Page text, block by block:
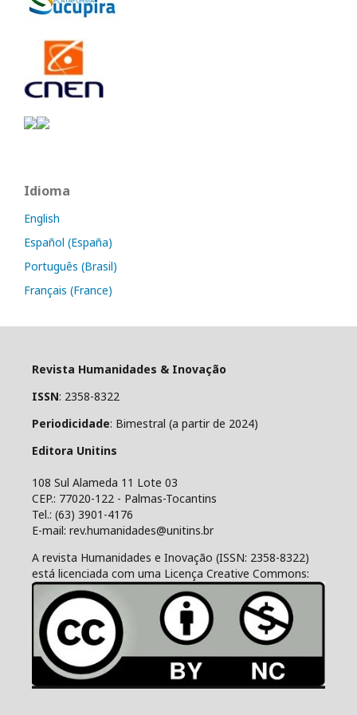
Idioma
English
Español (España)
Português (Brasil)
Français (France)
Revista Humanidades & Inovação
ISSN: 2358-8322
Periodicidade: Bimestral (a partir de 2024)
Editora Unitins
108 Sul Alameda 11 Lote 03
CEP.: 77020-122 - Palmas-Tocantins
Tel.: (63) 3901-4176
E-mail: rev.humanidades@unitins.br
A revista Humanidades e Inovação (ISSN: 2358-8322)
está licenciada com uma Licença Creative Commons: